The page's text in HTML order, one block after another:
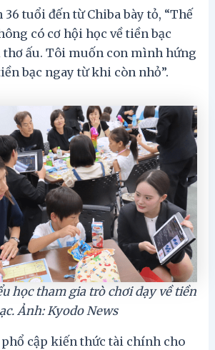
tuổi đến từ Chiba bày tỏ, “Thế
có cơ hội học về tiền bạc
ấu. Tôi muốn con mình hứng
bạc ngay từ khi còn nhỏ”.
học tham gia trò chơi dạy về tiền
Ảnh: Kyodo News
cập kiến thức tài chính cho